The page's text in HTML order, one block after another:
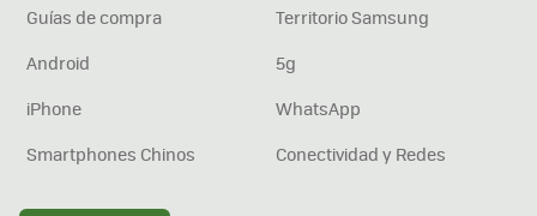
Guías de compra
Territorio Samsung
Android
5g
iPhone
WhatsApp
Smartphones Chinos
Conectividad y Redes